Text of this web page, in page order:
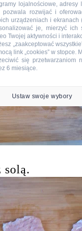
solą.
lojalnościowe, adresy
pozwala rozwijać i
urządzeniach i ekranach
je, mierzyć ich
Twojej aktywności i
„zaakceptować
link „cookies” w stopce.
się przetwarzaniom
6 miesiące.
Ustaw swoje wybory